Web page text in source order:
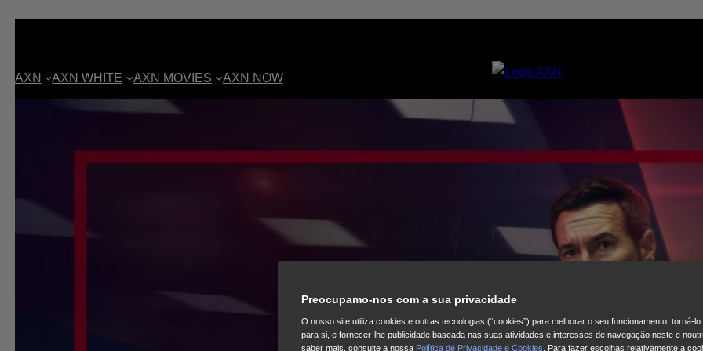
AXN AXN WHITE AXN MOVIES AXN NOW
Preocupamo-nos com a sua privacidade
O nosso site utiliza cookies e outras tecnologias (“cookies”) para melhorar o seu funcionamento, torná-lo
para si, e fornecer-lhe publicidade baseada nas suas atividades e interesses de navegação neste e
saber mais, consulte a nossa Política de Privacidade e Cookies . Para fazer escolhas relativamente a